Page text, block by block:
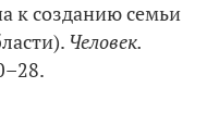
к созданию семьи
Человек.